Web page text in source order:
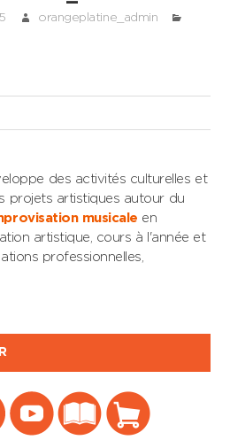
orangeplatine_admin
des activités culturelles et
projets artistiques autour du
musicale en
artistique, cours à l'année et
professionnelles,